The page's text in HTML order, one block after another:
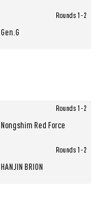
Gen.G
Rounds 1-2
Nongshim Red Force
Rounds 1-2
HANJIN BRION
Rounds 1-2